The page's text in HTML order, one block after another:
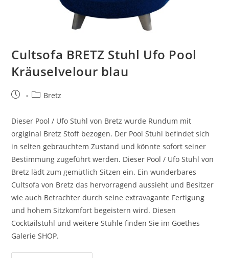
Cultsofa BRETZ Stuhl Ufo Pool
Kräuselvelour blau
Bretz
Dieser Pool / Ufo Stuhl von Bretz wurde Rundum mit
orgiginal Bretz Stoff bezogen. Der Pool Stuhl befindet sich
in selten gebrauchtem Zustand und könnte sofort seiner
Bestimmung zugeführt werden. Dieser Pool / Ufo Stuhl von
Bretz lädt zum gemütlich Sitzen ein. Ein wunderbares
Cultsofa von Bretz das hervorragend aussieht und Besitzer
wie auch Betrachter durch seine extravagante Fertigung
und hohem Sitzkomfort begeistern wird. Diesen
Cocktailstuhl und weitere Stühle finden Sie im Goethes
Galerie SHOP.